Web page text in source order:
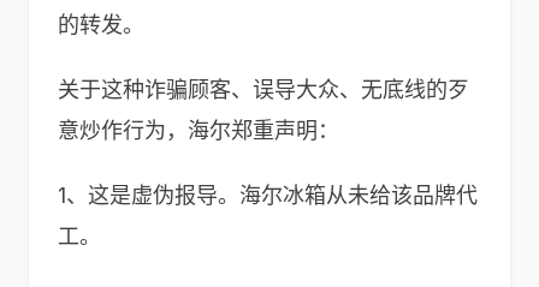
的转发。
关于这种诈骗顾客、误导大众、无底线的歹
意炒作行为，海尔郑重声明：
1、这是虚伪报导。海尔冰箱从未给该品牌代
工。